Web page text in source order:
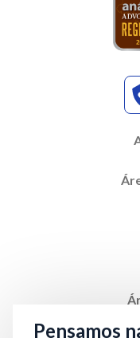
Pensamos